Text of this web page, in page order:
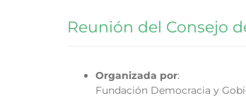
Reunión del Consejo
Organizada por:
Fundación Democracia y